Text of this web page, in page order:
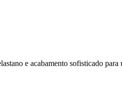
e acabamento sofisticado para